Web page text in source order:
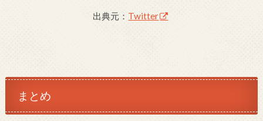
出典元： Twitter
まとめ